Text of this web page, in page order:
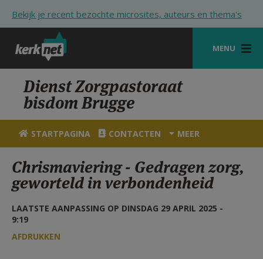
Bekijk je recent bezochte microsites, auteurs en thema's
MENU
STARTPAGINA
KERK
VIERINGEN
ZOEKEN
HULP
Dienst Zorgpastoraat
bisdom Brugge
STARTPAGINA CONTACTEN MEER
Chrismaviering - Gedragen zorg,
geworteld in verbondenheid
LAATSTE AANPASSING OP DINSDAG 29 APRIL 2025 -
9:19
AFDRUKKEN